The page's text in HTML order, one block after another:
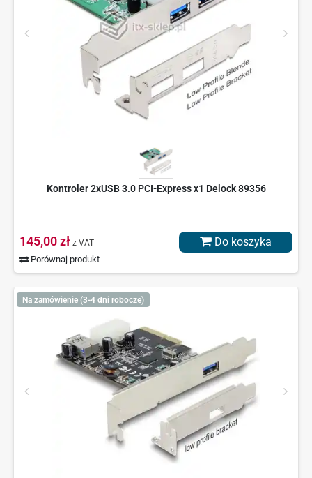
Kontroler 2xUSB 3.0 PCI-Express x1 Delock 89356
145,00 zł z VAT
Porównaj produkt
Do koszyka
Na zamówienie (3-4 dni robocze)